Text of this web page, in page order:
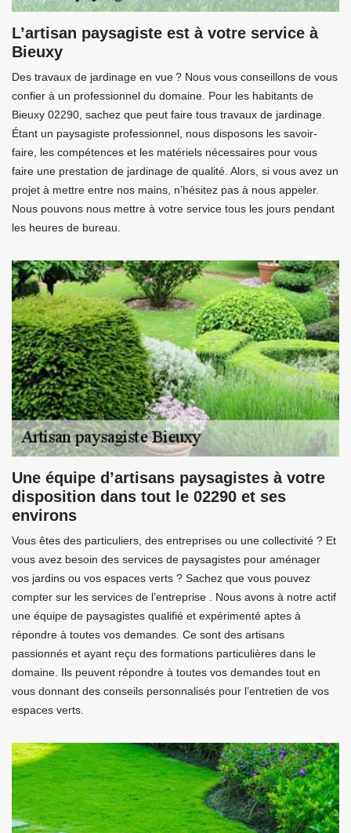
L’artisan paysagiste est à votre service à
Bieuxy
Des travaux de jardinage en vue ? Nous vous conseillons de vous
confier à un professionnel du domaine. Pour les habitants de
Bieuxy 02290, sachez que peut faire tous travaux de jardinage.
Étant un paysagiste professionnel, nous disposons les savoir-
faire, les compétences et les matériels nécessaires pour vous
faire une prestation de jardinage de qualité. Alors, si vous avez un
projet à mettre entre nos mains, n’hésitez pas à nous appeler.
Nous pouvons nous mettre à votre service tous les jours pendant
les heures de bureau.
Une équipe d’artisans paysagistes à votre
disposition dans tout le 02290 et ses
environs
Vous êtes des particuliers, des entreprises ou une collectivité ? Et
vous avez besoin des services de paysagistes pour aménager
vos jardins ou vos espaces verts ? Sachez que vous pouvez
compter sur les services de l’entreprise . Nous avons à notre actif
une équipe de paysagistes qualifié et expérimenté aptes à
répondre à toutes vos demandes. Ce sont des artisans
passionnés et ayant reçu des formations particulières dans le
domaine. Ils peuvent répondre à toutes vos demandes tout en
vous donnant des conseils personnalisés pour l’entretien de vos
espaces verts.